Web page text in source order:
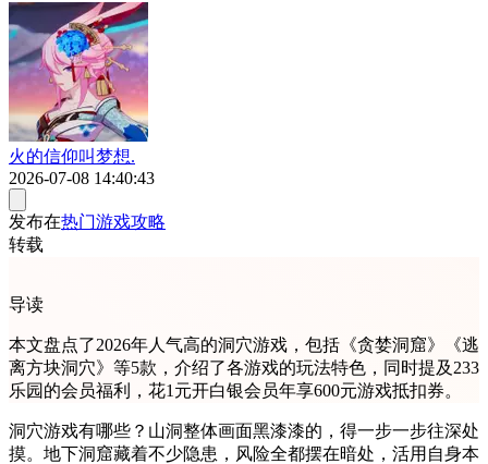
火的信仰叫梦想.
2026-07-08 14:40:43
发布在热门游戏攻略
转载
导读
本文盘点了2026年人气高的洞穴游戏，包括《贪婪洞窟》《逃
离方块洞穴》等5款，介绍了各游戏的玩法特色，同时提及233
乐园的会员福利，花1元开白银会员年享600元游戏抵扣券。
洞穴游戏有哪些？山洞整体画面黑漆漆的，得一步一步往深处
摸。地下洞窟藏着不少隐患，风险全都摆在暗处，活用自身本